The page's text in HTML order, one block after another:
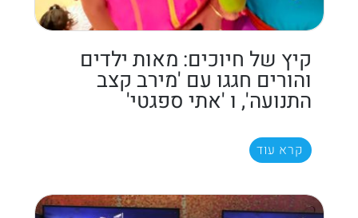
קיץ של חיוכים: מאות ילדים
והורים חגגו עם 'מירב קצב
התנועה', ו 'אתי ספגטי'
קרא עוד